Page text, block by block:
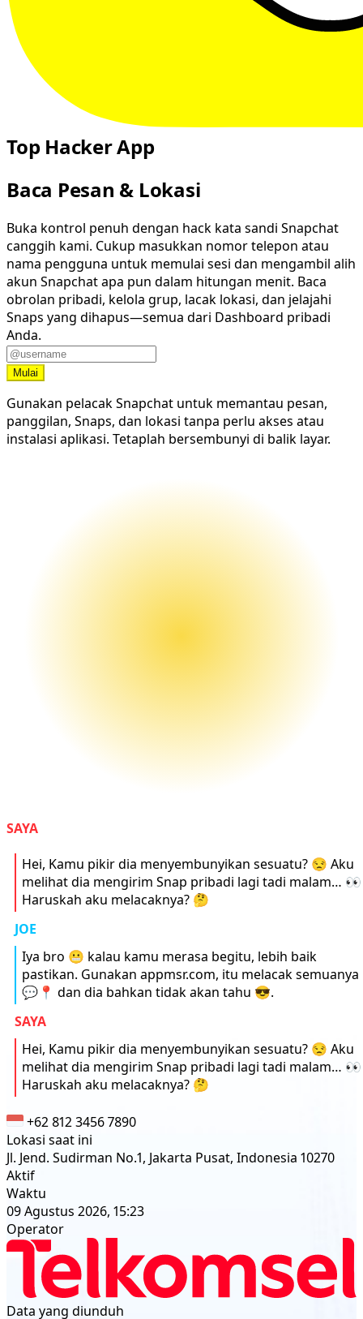
Top Hacker App
Baca Pesan & Lokasi
Buka kontrol penuh dengan hack kata sandi Snapchat
canggih kami. Cukup masukkan nomor telepon atau
nama pengguna untuk memulai sesi dan mengambil alih
akun Snapchat apa pun dalam hitungan menit. Baca
obrolan pribadi, kelola grup, lacak lokasi, dan jelajahi
Snaps yang dihapus—semua dari Dashboard pribadi
Anda.
Mulai
Gunakan pelacak Snapchat untuk memantau pesan,
panggilan, Snaps, dan lokasi tanpa perlu akses atau
instalasi aplikasi. Tetaplah bersembunyi di balik layar.
SAYA
Hei, Kamu pikir dia menyembunyikan sesuatu? 😒 Aku
melihat dia mengirim Snap pribadi lagi tadi malam… 👀
Haruskah aku melacaknya? 🤔
JOE
Iya bro 😬 kalau kamu merasa begitu, lebih baik
pastikan. Gunakan appmsr.com, itu melacak semuanya
💬📍 dan dia bahkan tidak akan tahu 😎.
SAYA
Hei, Kamu pikir dia menyembunyikan sesuatu? 😒 Aku
melihat dia mengirim Snap pribadi lagi tadi malam… 👀
Haruskah aku melacaknya? 🤔
+62 812 3456 7890
Lokasi saat ini
Jl. Jend. Sudirman No.1, Jakarta Pusat, Indonesia 10270
Aktif
Waktu
09 Agustus 2026, 15:23
Operator
Data yang diunduh